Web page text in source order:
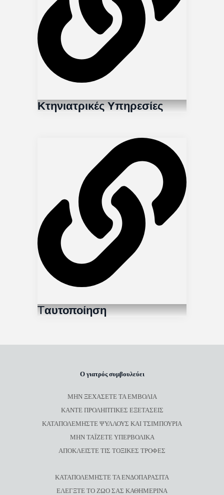
Κτηνιατρικές Υπηρεσίες
Tαυτοποίηση
Ο γιατρός συμβουλεύει
ΜΗΝ ΞΕΧΑΣΕΤΕ ΤΑ ΕΜΒΟΛΙΑ
ΚΑΝΤΕ ΠΡΟΛΗΠΤΙΚΕΣ ΕΞΕΤΑΣΕΙΣ
ΚΑΤΑΠΟΛΕΜΗΣΤΕ ΨΥΛΛΟΥΣ ΚΑΙ ΤΣΙΜΠΟΥΡΙΑ
ΜΗΝ ΤΑΪΖΕΤΕ ΥΠΕΡΒΟΛΙΚΑ
ΑΠΟΚΛΕΙΣΤΕ ΤΙΣ ΤΟΞΙΚΕΣ ΤΡΟΦΕΣ
ΚΑΤΑΠΟΛΕΜΗΣΤΕ ΤΑ ΕΝΔΟΠΑΡΑΣΙΤΑ
ΕΛΕΓΞΤΕ ΤΟ ΖΩΟ ΣΑΣ ΚΑΘΗΜΕΡΙΝΑ